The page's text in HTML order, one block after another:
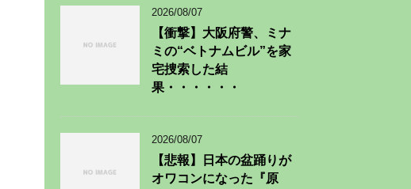
2026/08/07
【衝撃】大阪府警、ミナ
ミの“ベトナムビル”を家
宅捜索した結
果・・・・・・
2026/08/07
【悲報】日本の盆踊りが
オワコンになった『原